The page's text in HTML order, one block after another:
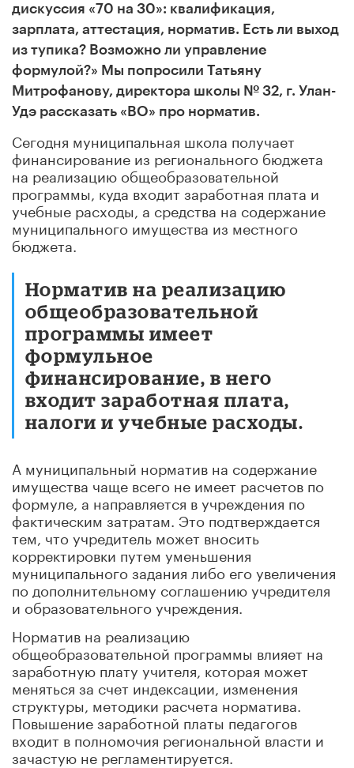
дискуссия «70 на 30»: квалификация,
зарплата, аттестация, норматив. Есть ли выход
из тупика? Возможно ли управление
формулой?» Мы попросили Татьяну
Митрофанову, директора школы № 32, г. Улан-
Удэ рассказать «ВО» про норматив.
Сегодня муниципальная школа получает
финансирование из регионального бюджета
на реализацию общеобразовательной
программы, куда входит заработная плата и
учебные расходы, а средства на содержание
муниципального имущества из местного
бюджета.
Норматив на реализацию
общеобразовательной
программы имеет
формульное
финансирование, в него
входит заработная плата,
налоги и учебные расходы.
А муниципальный норматив на содержание
имущества чаще всего не имеет расчетов по
формуле, а направляется в учреждения по
фактическим затратам. Это подтверждается
тем, что учредитель может вносить
корректировки путем уменьшения
муниципального задания либо его увеличения
по дополнительному соглашению учредителя
и образовательного учреждения.
Норматив на реализацию
общеобразовательной программы влияет на
заработную плату учителя, которая может
меняться за счет индексации, изменения
структуры, методики расчета норматива.
Повышение заработной платы педагогов
входит в полномочия региональной власти и
зачастую не регламентируется.